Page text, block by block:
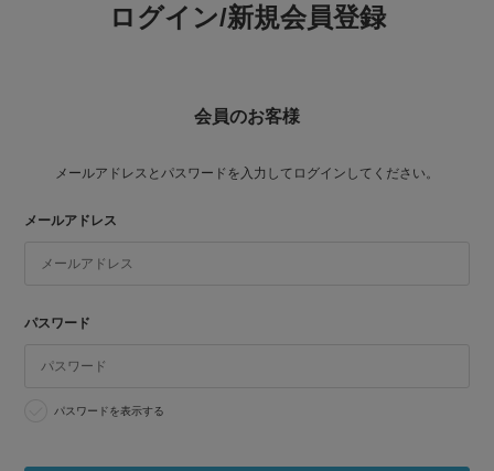
ログイン/新規会員登録
会員のお客様
メールアドレスとパスワードを入力してログインしてください。
メールアドレス
パスワード
パスワードを表示する